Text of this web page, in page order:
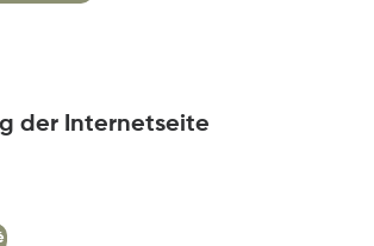
der Internetseite